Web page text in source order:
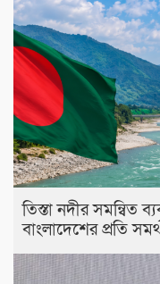
তিস্তা নদীর সমন্বিত
বাংলাদেশের প্রতি